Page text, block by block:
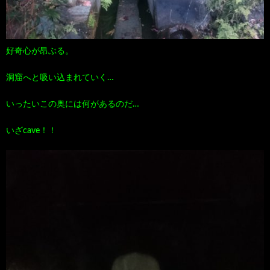
好奇心が昂ぶる。
洞窟へと吸い込まれていく…
いったいこの奥には何があるのだ…
いざcave！！